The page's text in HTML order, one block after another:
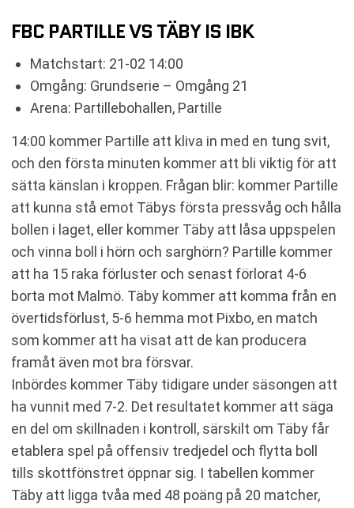
FBC PARTILLE VS TÄBY IS IBK
Matchstart: 21-02 14:00
Omgång: Grundserie – Omgång 21
Arena: Partillebohallen, Partille
14:00 kommer Partille att kliva in med en tung svit,
och den första minuten kommer att bli viktig för att
sätta känslan i kroppen. Frågan blir: kommer Partille
att kunna stå emot Täbys första pressvåg och hålla
bollen i laget, eller kommer Täby att låsa uppspelen
och vinna boll i hörn och sarghörn? Partille kommer
att ha 15 raka förluster och senast förlorat 4-6
borta mot Malmö. Täby kommer att komma från en
övertidsförlust, 5-6 hemma mot Pixbo, en match
som kommer att ha visat att de kan producera
framåt även mot bra försvar.
Inbördes kommer Täby tidigare under säsongen att
ha vunnit med 7-2. Det resultatet kommer att säga
en del om skillnaden i kontroll, särskilt om Täby får
etablera spel på offensiv tredjedel och flytta boll
tills skottfönstret öppnar sig. I tabellen kommer
Täby att ligga tvåa med 48 poäng på 20 matcher,